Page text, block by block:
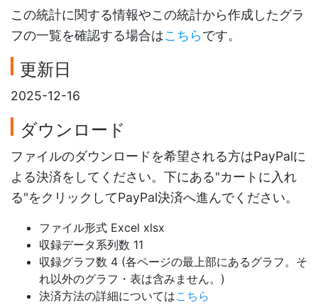
この統計に関する情報やこの統計から作成したグラ
フの一覧を確認する場合はこちらです。
更新日
2025-12-16
ダウンロード
ファイルのダウンロードを希望される方はPayPalに
よる決済をしてください。下にある"カートに入れ
る"をクリックしてPayPal決済へ進んでください。
ファイル形式 Excel xlsx
収録データ系列数 11
収録グラフ数 4 (各ページの最上部にあるグラフ。そ
れ以外のグラフ・表は含みません。)
決済方法の詳細についてはこちら